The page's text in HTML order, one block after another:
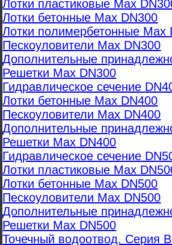
Лотки пластиковые Max
Лотки бетонные Max DN300
Лотки полимербетонные Max
Пескоуловители Max DN300
Дополнительные
Решетки Max DN300
Гидравлическое сечение
Лотки бетонные Max DN400
Пескоуловители Max DN400
Дополнительные
Решетки Max DN400
Гидравлическое сечение
Лотки пластиковые Max
Лотки бетонные Max DN500
Пескоуловители Max DN500
Дополнительные
Решетки Max DN500
Точечный водоотвод. Серия